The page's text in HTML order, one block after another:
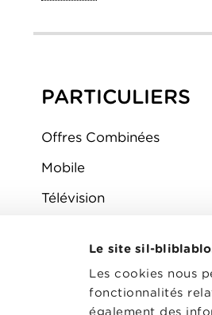
Le site sil-
Les cookies nous
fonctionnalités
également des
PARTICULIERS
Offres Combinées
Mobile
Télévision